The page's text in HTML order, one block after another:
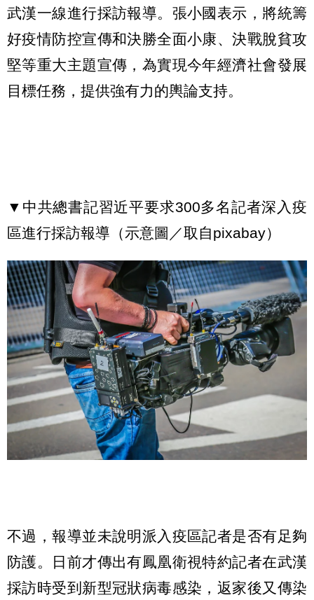
武漢一線進行採訪報導。張小國表示，將統籌
好疫情防控宣傳和決勝全面小康、決戰脫貧攻
堅等重大主題宣傳，為實現今年經濟社會發展
目標任務，提供強有力的輿論支持。
▼中共總書記習近平要求300多名記者深入疫
區進行採訪報導（示意圖／取自pixabay）
不過，報導並未說明派入疫區記者是否有足夠
防護。日前才傳出有鳳凰衛視特約記者在武漢
採訪時受到新型冠狀病毒感染，返家後又傳染